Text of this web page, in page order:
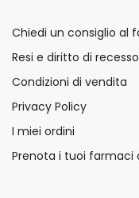
Chiedi un consiglio al
Resi e diritto di recesso
Condizioni di vendita
Privacy Policy
I miei ordini
Prenota i tuoi farmaci